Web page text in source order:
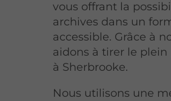
vous offrant la
archives dans un
accessible. Grâce à
aidons à tirer le
à Sherbrooke.
Nous utilisons une